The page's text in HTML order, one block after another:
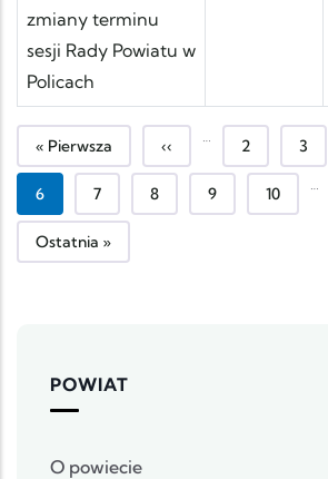
zmiany terminu
sesji Rady Powiatu w
Policach
Pierwsza strona
« Pierwsza Poprzednia strona
‹‹ Strona
2 3
Bieżąca strona
6 Strona
7 Strona
8 Strona
9 Strona
10
Ostatnia strona
Ostatnia »
POWIAT
O powiecie